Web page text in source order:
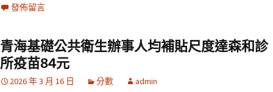
發佈留言
青海基礎公共衛生辦事人均補貼尺度達森和診
所疫苗84元
2026 年 3 月 16 日 分數 admin